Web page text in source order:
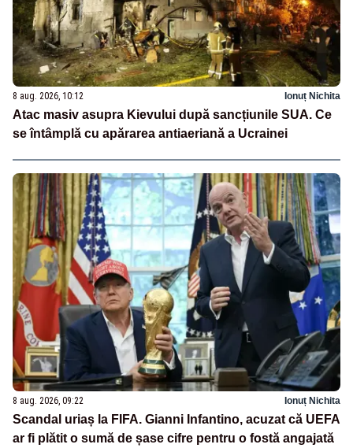
8 aug. 2026, 10:12 Ionuț Nichita
Atac masiv asupra Kievului după sancțiunile SUA. Ce
se întâmplă cu apărarea antiaeriană a Ucrainei
8 aug. 2026, 09:22 Ionuț Nichita
Scandal uriaș la FIFA. Gianni Infantino, acuzat că UEFA
ar fi plătit o sumă de șase cifre pentru o fostă angajată